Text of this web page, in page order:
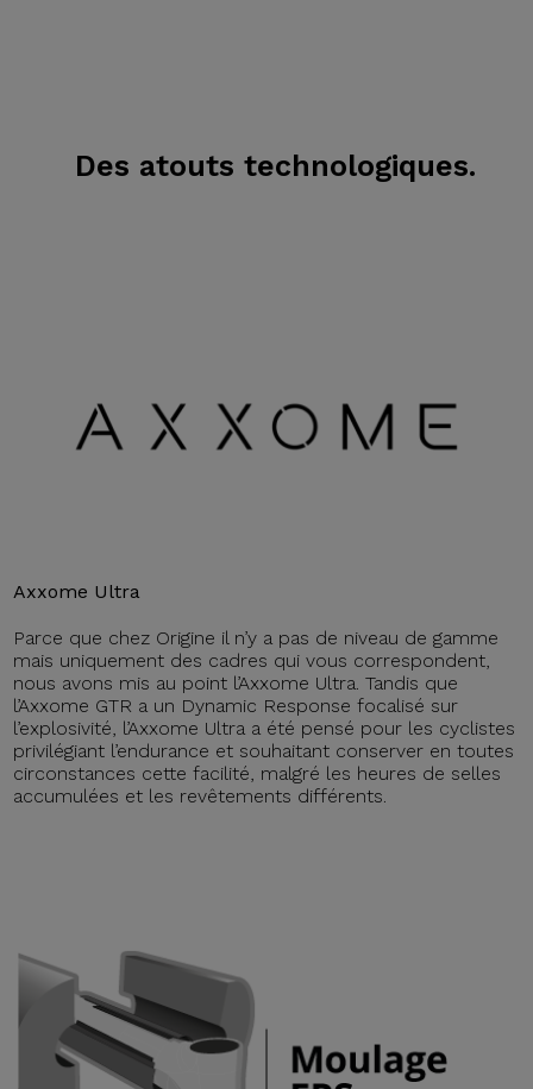
Des atouts technologiques.
Axxome Ultra
Parce que chez Origine il n’y a pas de niveau de gamme
mais uniquement des cadres qui vous correspondent,
nous avons mis au point l’Axxome Ultra. Tandis que
l’Axxome GTR a un Dynamic Response focalisé sur
l’explosivité, l’Axxome Ultra a été pensé pour les cyclistes
privilégiant l’endurance et souhaitant conserver en toutes
circonstances cette facilité, malgré les heures de selles
accumulées et les revêtements différents.